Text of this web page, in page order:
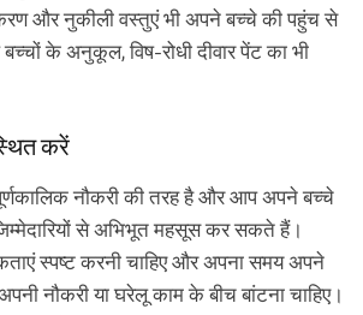
और नुकीली वस्तुएं भी अपने बच्चे की पहुंच से
के अनुकूल, विष-रोधी दीवार पेंट का भी
करें
नौकरी की तरह है और आप अपने बच्चे
से अभिभूत महसूस कर सकते हैं।
स्पष्ट करनी चाहिए और अपना समय अपने
नौकरी या घरेलू काम के बीच बांटना चाहिए।